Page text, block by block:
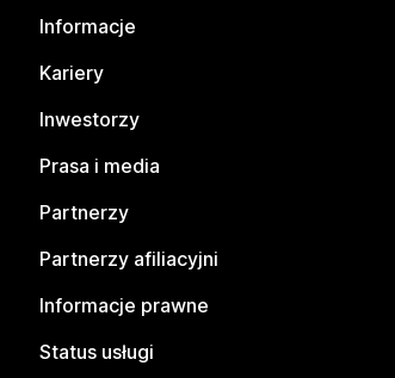
Informacje
Kariery
Inwestorzy
Prasa i media
Partnerzy
Partnerzy afiliacyjni
Informacje prawne
Status usługi